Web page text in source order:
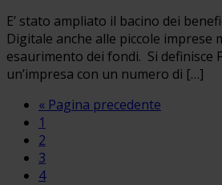
E’ stato ampliato il bacino dei
Digitale anche alle piccole
esaurimento dei fondi. Si definisce
un’impresa con un numero di […]
« Pagina precedente
1
2
3
4